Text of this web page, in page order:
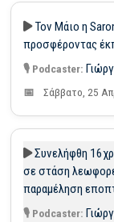
Τον Μάιο η
προσφέροντας
Σάββατο, 25
Συνελήφθη
σε στάση
παραμέληση